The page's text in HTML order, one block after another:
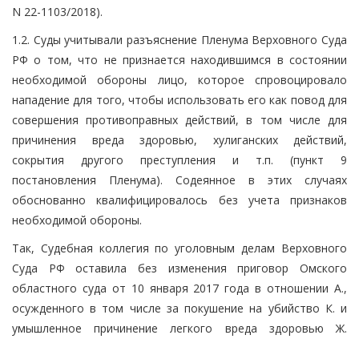
N 22-1103/2018).
1.2. Суды учитывали разъяснение Пленума Верховного Суда
РФ о том, что не признается находившимся в состоянии
необходимой обороны лицо, которое спровоцировало
нападение для того, чтобы использовать его как повод для
совершения противоправных действий, в том числе для
причинения вреда здоровью, хулиганских действий,
сокрытия другого преступления и т.п. (пункт 9
постановления Пленума). Содеянное в этих случаях
обоснованно квалифицировалось без учета признаков
необходимой обороны.
Так, Судебная коллегия по уголовным делам Верховного
Суда РФ оставила без изменения приговор Омского
областного суда от 10 января 2017 года в отношении А.,
осужденного в том числе за покушение на убийство К. и
умышленное причинение легкого вреда здоровью Ж.